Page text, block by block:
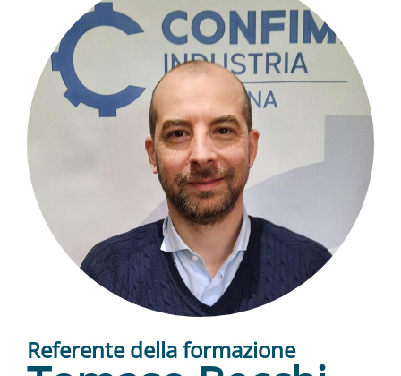
Referente della formazione